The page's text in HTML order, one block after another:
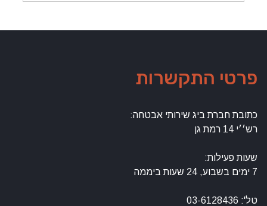
פרטי התקשרות
כתובת חברת ביג שירותי אבטחה:
רש׳׳י 14 רמת גן
שעות פעילות:
7 ימים בשבוע, 24 שעות ביממה
טל': 03-6128436